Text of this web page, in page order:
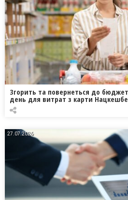
Згорить та повернеться до
день для витрат з карти
27.07.2026